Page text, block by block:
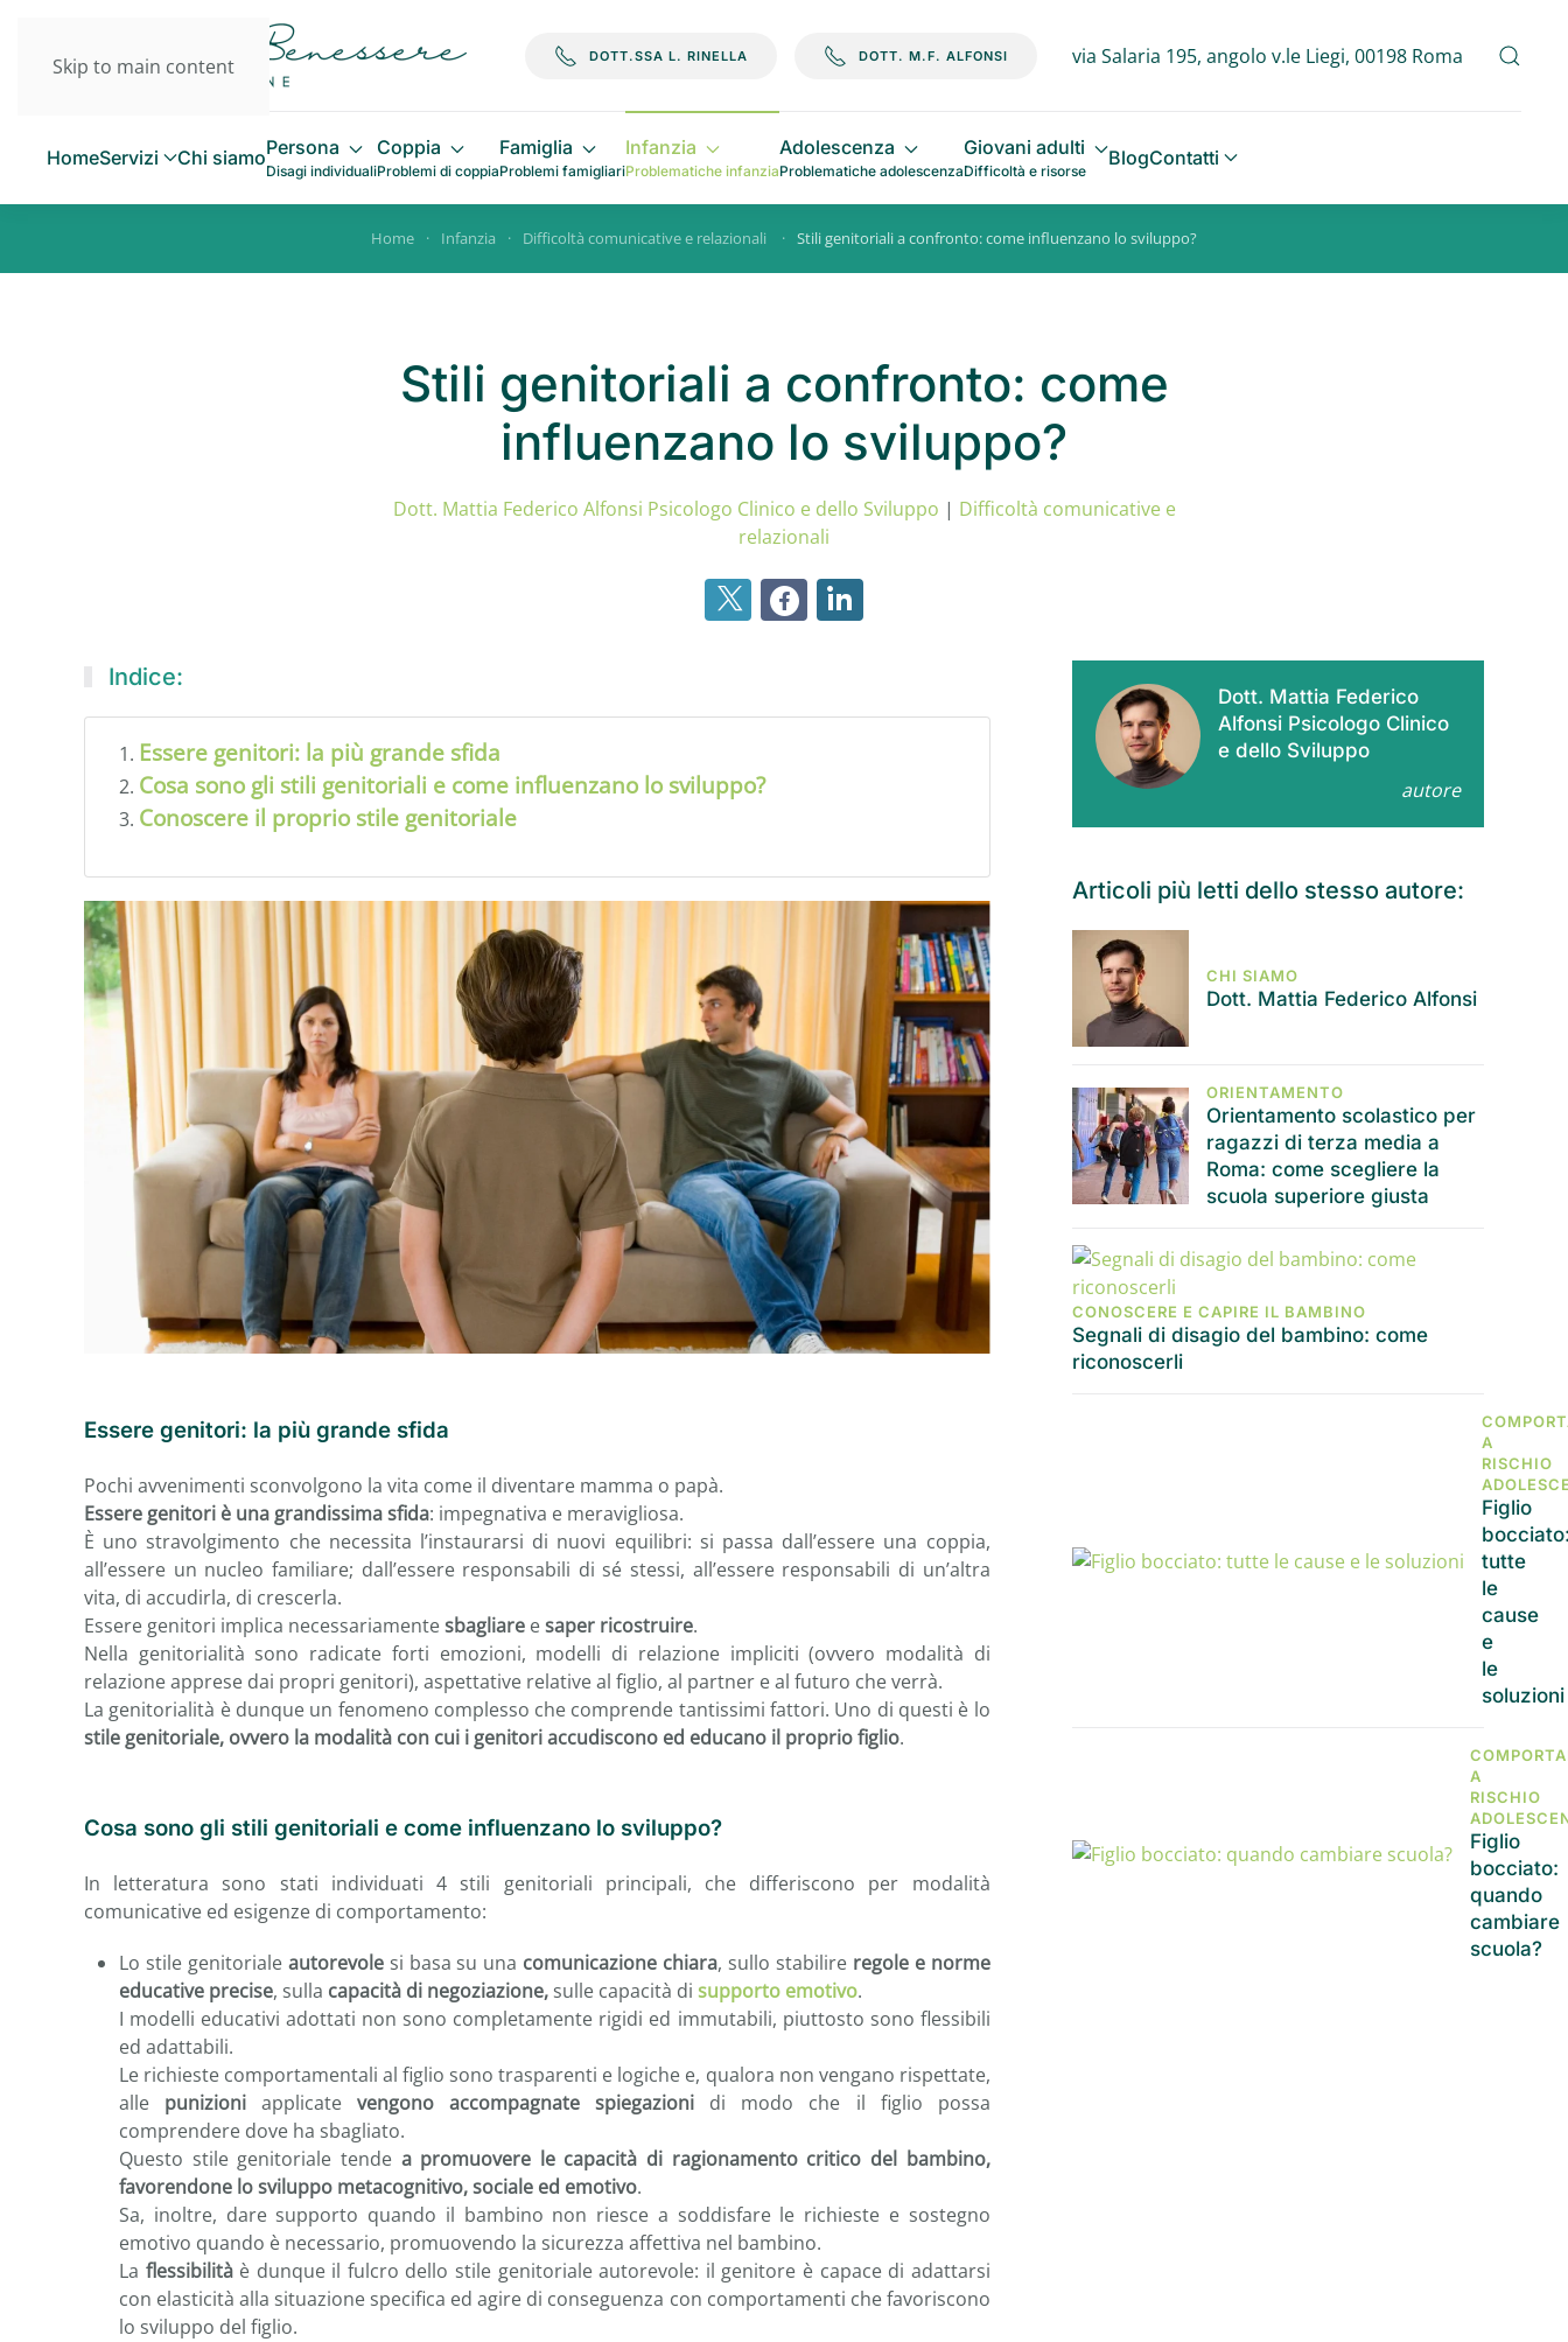
Skip to main content DOTT.SSA L. RINELLA DOTT. M.F. ALFONSI via Salaria 195, angolo v.le Liegi, 00198 Roma
HomeServizi Chi siamoPersona
Disagi individuali
Coppia
Problemi di coppia
Famiglia
Problemi famigliari
Infanzia
Problematiche infanzia
Adolescenza
Problematiche adolescenza
Giovani adulti
Difficoltà e risorse
BlogContatti
Home Infanzia Difficoltà comunicative e relazionali Stili genitoriali a confronto: come influenzano lo sviluppo?
Stili genitoriali a confronto: come
influenzano lo sviluppo?
Dott. Mattia Federico Alfonsi Psicologo Clinico e dello Sviluppo | Difficoltà comunicative e
relazionali
Indice:
Essere genitori: la più grande sfida
Cosa sono gli stili genitoriali e come influenzano lo sviluppo?
Conoscere il proprio stile genitoriale
Essere genitori: la più grande sfida
Pochi avvenimenti sconvolgono la vita come il diventare mamma o papà.
Essere genitori è una grandissima sfida: impegnativa e meravigliosa.
È uno stravolgimento che necessita l’instaurarsi di nuovi equilibri: si passa dall’essere una coppia,
all’essere un nucleo familiare; dall’essere responsabili di sé stessi, all’essere responsabili di un’altra
vita, di accudirla, di crescerla.
Essere genitori implica necessariamentesbagliare esaper ricostruire.
Nella genitorialità sono radicate forti emozioni, modelli di relazione impliciti (ovvero modalità di
relazione apprese dai propri genitori), aspettative relative al figlio, al partner e al futuro che verrà.
La genitorialità è dunque un fenomeno complesso che comprende tantissimi fattori. Uno di questi è lo
stile genitoriale, ovvero la modalità con cui i genitori accudiscono ed educano il proprio figlio.
Cosa sono gli stili genitoriali e come influenzano lo sviluppo?
In letteratura sono stati individuati 4 stili genitoriali principali, che differiscono per modalità
comunicative ed esigenze di comportamento:
Lo stile genitoriale autorevolesi basa su una comunicazione chiara, sullo stabilire regole e norme
educative precise, sulla capacità di negoziazione, sulle capacità di supporto emotivo.
I modelli educativi adottati non sono completamente rigidi ed immutabili, piuttosto sono flessibili
ed adattabili.
Le richieste comportamentali al figlio sono trasparenti e logiche e, qualora non vengano rispettate,
alle punizioniapplicate vengono accompagnate spiegazioni di modo che il figlio possa
comprendere dove ha sbagliato.
Questo stile genitoriale tende a promuovere le capacità di ragionamento critico del bambino,
favorendone lo sviluppo metacognitivo, sociale ed emotivo.
Sa, inoltre, dare supporto quando il bambino non riesce a soddisfare le richieste e sostegno
emotivo quando è necessario, promuovendo la sicurezza affettiva nel bambino.
La flessibilitàè dunque il fulcro dello stile genitoriale autorevole: il genitore è capace di adattarsi
con elasticità alla situazione specifica ed agire di conseguenza con comportamenti che favoriscono
lo sviluppo del figlio.
Dott. Mattia Federico
Alfonsi Psicologo Clinico
e dello Sviluppo
autore
Articoli più letti dello stesso autore:
CHI SIAMO
Dott. Mattia Federico Alfonsi
ORIENTAMENTO
Orientamento scolastico per
ragazzi di terza media a
Roma: come scegliere la
scuola superiore giusta
CONOSCERE E CAPIRE IL BAMBINO
Segnali di disagio del bambino: come
riconoscerli
A
RISCHIO
Figlio
tutte
le
cause
e
le
soluzioni
A
RISCHIO
Figlio
bocciato:
quando
cambiare
scuola?